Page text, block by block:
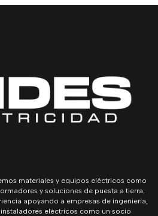
materiales y equipos eléctricos como
y soluciones de puesta a tierra.
apoyando a empresas de ingeniería,
eléctricos como un socio